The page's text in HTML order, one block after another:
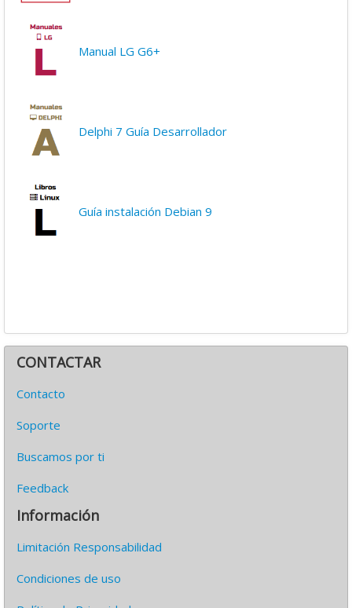
Manual LG G6+
Delphi 7 Guía Desarrollador
Guía instalación Debian 9
CONTACTAR
Contacto
Soporte
Buscamos por ti
Feedback
Información
Limitación Responsabilidad
Condiciones de uso